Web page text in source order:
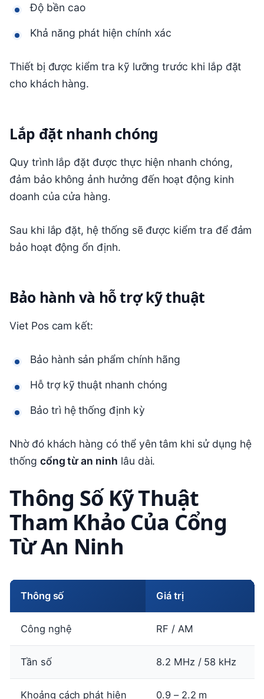
Độ bền cao
Khả năng phát hiện chính xác
Thiết bị được kiểm tra kỹ lưỡng trước khi lắp đặt
cho khách hàng.
Lắp đặt nhanh chóng
Quy trình lắp đặt được thực hiện nhanh chóng,
đảm bảo không ảnh hưởng đến hoạt động kinh
doanh của cửa hàng.
Sau khi lắp đặt, hệ thống sẽ được kiểm tra để đảm
bảo hoạt động ổn định.
Bảo hành và hỗ trợ kỹ thuật
Viet Pos cam kết:
Bảo hành sản phẩm chính hãng
Hỗ trợ kỹ thuật nhanh chóng
Bảo trì hệ thống định kỳ
Nhờ đó khách hàng có thể yên tâm khi sử dụng hệ
thống cổng từ an ninh lâu dài.
Thông Số Kỹ Thuật
Tham Khảo Của Cổng
Từ An Ninh
Thông số Giá trị
Công nghệ RF / AM
Tần số 8.2 MHz / 58 kHz
Khoảng cách phát hiện 0.9 – 2.2 m